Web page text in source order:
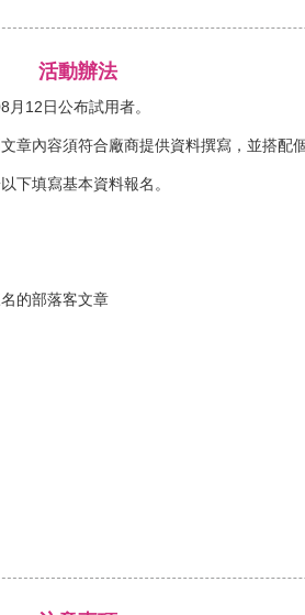
活動辦法
12日公布試用者。
內容須符合廠商提供資料撰寫，並搭配
下填寫基本資料報名。
的部落客文章